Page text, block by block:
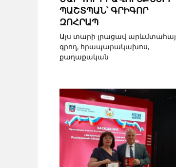
ՊԱՇՏՊԱՆ՝ ԳՐԻԳՈՐ
ԶՈՀՐԱՊ
Այս տարի լրացավ արևմտահայ
գրող, հրապարակախոս,
քաղաքական